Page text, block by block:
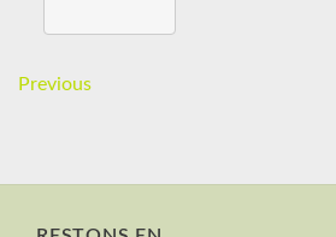
Previous